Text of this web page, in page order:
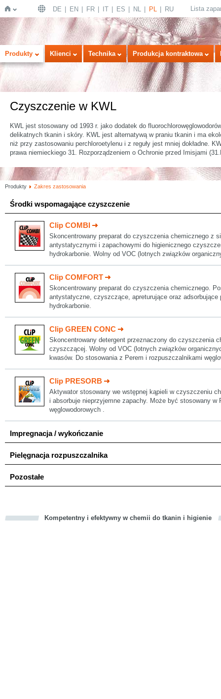
Strona
główna
DE EN FR IT ES NL PL RU Lista
Produkty Klienci Technika Produkcja kontraktowa
Czyszczenie w KWL
KWL jest stosowany od 1993 r. jako dodatek do
delikatnych tkanin i skóry. KWL jest alternatywą w praniu tkanin i ma
niż przy zastosowaniu perchloroetylenu i z reguły jest mniej dokładne.
prawa niemieckiego 31. Rozporządzeniem o Ochronie przed Imisjami
Produkty Zakres zastosowania
Środki wspomagające czyszczenie
Clip COMBI
Skoncentrowany preparat do czyszczenia chemicznego z
antystatycznymi i zapachowymi do higienicznego
hydrokarbonie. Wolny od VOC (lotnych związków
Clip COMFORT
Skoncentrowany preparat do czyszczenia chemicznego.
antystatyczne, czyszczące, apreturujące oraz
hydrokarbonie.
Clip GREEN CONC
Skoncentrowany detergent przeznaczony do czyszczenia
czyszczącej. Wolny od VOC (lotnych związków
kwasów. Do stosowania z Perem i rozpuszczalnikami
Clip PRESORB
Aktywator stosowany we wstępnej kąpieli w czyszczeniu
i absorbuje nieprzyjemne zapachy. Może być stosowany w
węglowodorowych .
Impregnacja / wykończanie
Pielęgnacja rozpuszczalnika
Pozostałe
Kompetentny i efektywny w chemii do tkanin i higienie